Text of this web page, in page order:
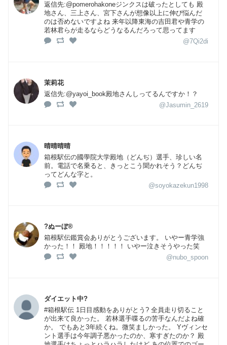
返信先:@pomerohakoneジンクスは破ったとしても 殿
地さん、三上さん、宮下さんが想像以上に伸び悩んだ
のは否めないですよね 来年以降東海の吉田君や青学の
若林君らが走るならどうなるんだろって思ってます
@7Qi2di
茉莉花
返信先:@yayoi_book殿地さんしってるんですか！？
@Jasumin_2619
晴晴晴晴
箱根駅伝の國學院大学殿地（どんぢ）選手、珍しい名
前。電話で名乗ると、きっとこう聞かれそう？どんぢ
ってどんな字と。
@soyokazekun1998
?ぬーぼ®
箱根駅伝鑑賞会ありがとうございます。 いやー青学強
かった！！ 殿地！！！！！ いやー泣きそうやった笑
@nubo_spoon
ダイエット中?
#箱根駅伝 1日目感動をありがとう? 全員走り切ること
が出来て良かった。 若林選手喋るの苦手なんだよね確
か。 でもあと3年続くね。微笑ましかった。 Yヴィンセ
ント選手は今年調子悪かったのか、寒すぎたのか？ 殿